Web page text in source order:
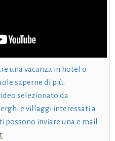
una vacanza in hotel o
saperne di più.
selezionato da
e villaggi interessati a
inviare una e mail